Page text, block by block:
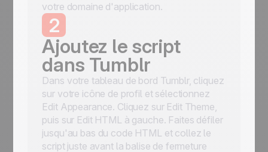
votre domaine d'application.
2
Ajoutez le script
dans Tumblr
Dans votre tableau de bord Tumblr, cliquez
sur votre icône de profil et sélectionnez
Edit Appearance. Cliquez sur Edit Theme,
puis sur Edit HTML à gauche. Faites défiler
jusqu'au bas du code HTML et collez le
script juste avant la balise de fermeture